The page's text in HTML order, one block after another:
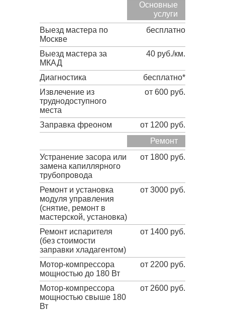
Основные
услуги
Выезд мастера по
Москве
бесплатно
Выезд мастера за
МКАД
40 руб./км.
Диагностика
бесплатно*
Извлечение из
труднодоступного
места
от 600 руб.
Заправка фреоном
от 1200 руб.
Ремонт
Устранение засора или
замена капиллярного
трубопровода
от 1800 руб.
Ремонт и установка
модуля управления
(снятие, ремонт в
мастерской, установка)
от 3000 руб.
Ремонт испарителя
(без стоимости
заправки хладагентом)
от 1400 руб.
Мотор-компрессора
мощностью до 180 Вт
от 2200 руб.
Мотор-компрессора
мощностью свыше 180
Вт
от 2600 руб.